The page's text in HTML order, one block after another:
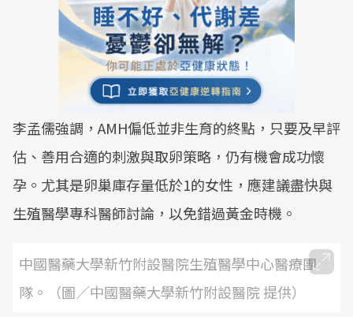
李孟儒強調，AMH偏低並非生育的終點，只要及早評
估、善用合適的刺激與取卵策略，仍有機會成功懷
孕。尤其是卵巢庫存量低於1的女性，應建議盡快與
生殖醫學專科醫師討論，以免錯過黃金時機。
中國醫藥大學新竹附設醫院生殖醫學中心醫療團
隊。（圖／中國醫藥大學新竹附設醫院 提供）